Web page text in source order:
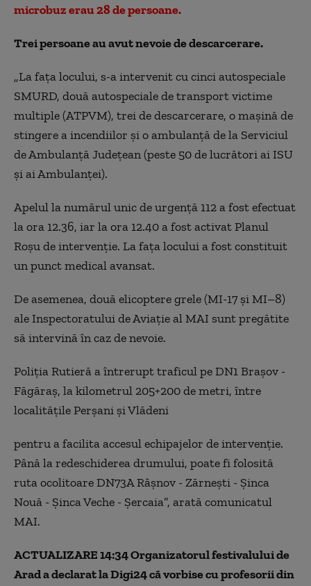
microbuz erau 28 de persoane.
Trei persoane au avut nevoie de descarcerare.
„La fața locului, s-a intervenit cu cinci autospeciale
SMURD, două autospeciale de transport victime
multiple (ATPVM), trei de descarcerare, o mașină de
stingere a incendiilor și o ambulanță de la Serviciul
de Ambulanță Județean (peste 50 de lucrători ai ISU
și ai Ambulanței).
Apelul la numărul unic de urgență 112 a fost efectuat
la ora 12.36, iar la ora 12.40 a fost activat Planul
Roșu de intervenție. La fața locului a fost constituit
un punct medical avansat.
De asemenea, două elicoptere grele (MI-17 și MI–8)
ale Inspectoratului de Aviație al MAI sunt pregătite
să intervină în caz de nevoie.
Poliția Rutieră a întrerupt traficul pe DN1 Braşov -
Făgăraş, la kilometrul 205+200 de metri, între
localităţile Perșani și Vlădeni
pentru a facilita accesul echipajelor de intervenție.
Până la redeschiderea drumului, poate fi folosită
ruta ocolitoare DN73A Râşnov - Zărneşti - Şinca
Nouă - Şinca Veche - Şercaia”, arată comunicatul
MAI.
ACTUALIZARE 14:34 Organizatorul festivalului de
Arad a declarat la Digi24 că vorbise cu profesorii din